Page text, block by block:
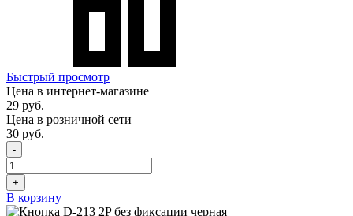
Быстрый просмотр
Цена в интернет-магазине
29 руб.
Цена в розничной сети
30 руб.
-
+
В корзину